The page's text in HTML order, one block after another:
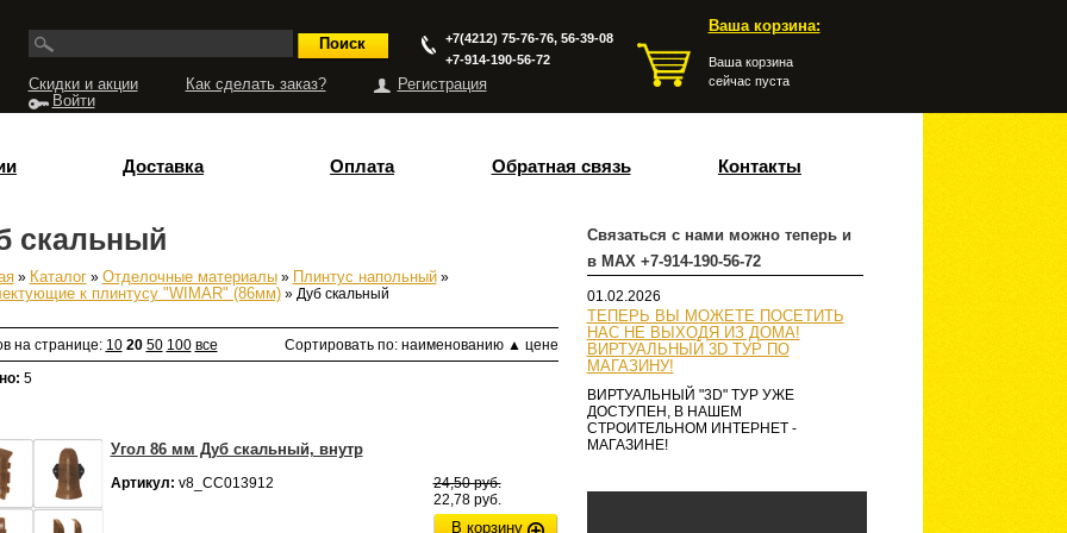
Ваша корзина:
Ваша корзина
сейчас пуста
+7(4212) 75-76-76, 56-39-08
+7-914-190-56-72
Скидки и акции Как сделать заказ?
Регистрация
Войти
Доставка Оплата Обратная связь Контакты
Связаться с нами можно теперь и
в MAX +7-914-190-56-72
01.02.2026
ТЕПЕРЬ ВЫ МОЖЕТЕ ПОСЕТИТЬ
НАС НЕ ВЫХОДЯ ИЗ ДОМА!
ВИРТУАЛЬНЫЙ 3D ТУР ПО
МАГАЗИНУ!
ВИРТУАЛЬНЫЙ "3D" ТУР УЖЕ
ДОСТУПЕН, В НАШЕМ
СТРОИТЕЛЬНОМ ИНТЕРНЕТ -
МАГАЗИНЕ!
скальный
» Каталог» Отделочные материалы» Плинтус напольный»
к плинтусу "WIMAR" (86мм)» Дуб скальный
на странице: 10 20 50 100 все Сортировать по: наименованию ▲ цене
5
Угол 86 мм Дуб скальный, внутр
Артикул: v8_СС013912
24,50 руб.
22,78 руб.
В корзину